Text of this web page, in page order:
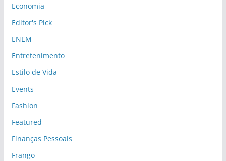
Economia
Editor's Pick
ENEM
Entretenimento
Estilo de Vida
Events
Fashion
Featured
Finanças Pessoais
Frango